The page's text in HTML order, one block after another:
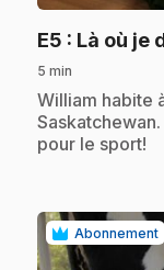
E5 : Là où je
5 min
.William habite
pour le sport!
Abonnement